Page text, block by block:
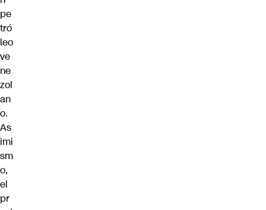
pe
tró
leo
ve
ne
zol
an
o.
As
imi
sm
o,
el
pr